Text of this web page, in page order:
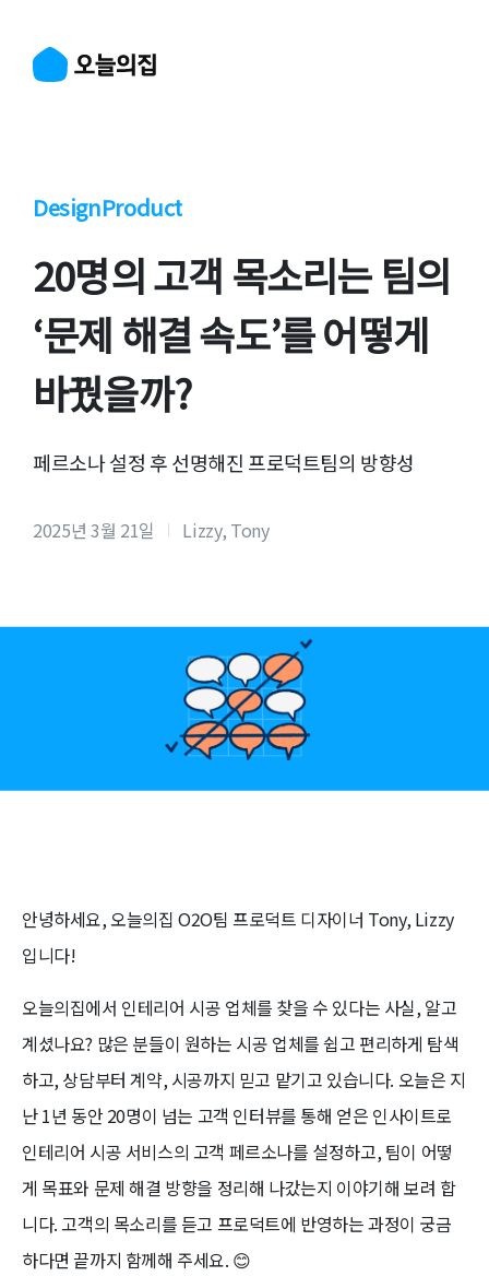
DesignProduct
20명의 고객 목소리는 팀의
‘문제 해결 속도’를 어떻게
바꿨을까?
페르소나 설정 후 선명해진 프로덕트팀의 방향성
2025년 3월 21일 Lizzy, Tony
안녕하세요, 오늘의집 O2O팀 프로덕트 디자이너 Tony, Lizzy
입니다!
오늘의집에서 인테리어 시공 업체를 찾을 수 있다는 사실, 알고
계셨나요? 많은 분들이 원하는 시공 업체를 쉽고 편리하게 탐색
하고, 상담부터 계약, 시공까지 믿고 맡기고 있습니다. 오늘은 지
난 1년 동안 20명이 넘는 고객 인터뷰를 통해 얻은 인사이트로
인테리어 시공 서비스의 고객 페르소나를 설정하고, 팀이 어떻
게 목표와 문제 해결 방향을 정리해 나갔는지 이야기해 보려 합
니다. 고객의 목소리를 듣고 프로덕트에 반영하는 과정이 궁금
하다면 끝까지 함께해 주세요. 😊